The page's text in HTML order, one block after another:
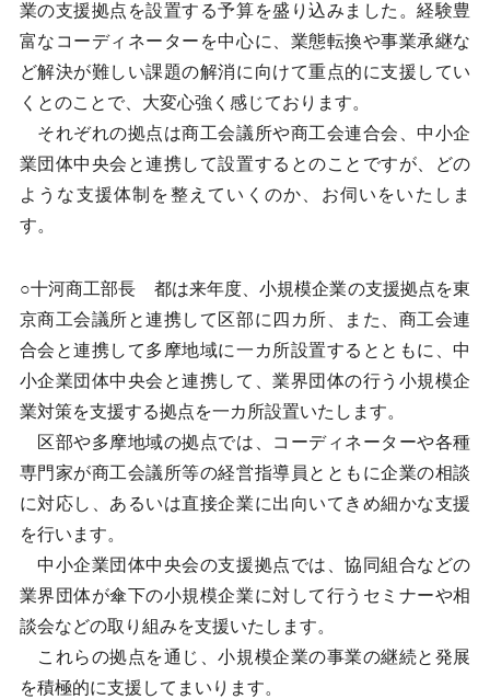
業の支援拠点を設置する予算を盛り込みました。経験豊
富なコーディネーターを中心に、業態転換や事業承継な
ど解決が難しい課題の解消に向けて重点的に支援してい
くとのことで、大変心強く感じております。
それぞれの拠点は商工会議所や商工会連合会、中小企
業団体中央会と連携して設置するとのことですが、どの
ような支援体制を整えていくのか、お伺いをいたしま
す。
○十河商工部長 都は来年度、小規模企業の支援拠点を東
京商工会議所と連携して区部に四カ所、また、商工会連
合会と連携して多摩地域に一カ所設置するとともに、中
小企業団体中央会と連携して、業界団体の行う小規模企
業対策を支援する拠点を一カ所設置いたします。
区部や多摩地域の拠点では、コーディネーターや各種
専門家が商工会議所等の経営指導員とともに企業の相談
に対応し、あるいは直接企業に出向いてきめ細かな支援
を行います。
中小企業団体中央会の支援拠点では、協同組合などの
業界団体が傘下の小規模企業に対して行うセミナーや相
談会などの取り組みを支援いたします。
これらの拠点を通じ、小規模企業の事業の継続と発展
を積極的に支援してまいります。